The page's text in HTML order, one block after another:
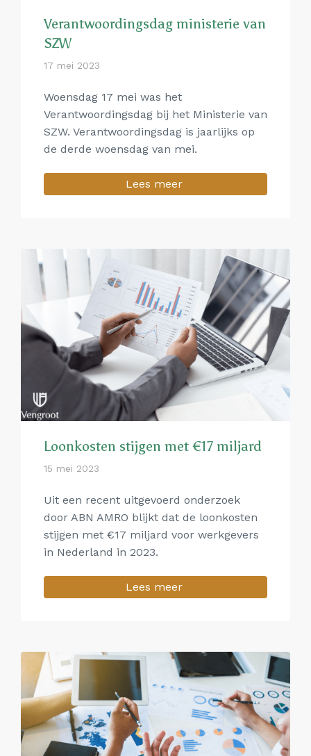
Verantwoordingsdag ministerie van
SZW
17 mei 2023
Woensdag 17 mei was het
Verantwoordingsdag bij het Ministerie van
SZW. Verantwoordingsdag is jaarlijks op
de derde woensdag van mei.
Lees meer
Loonkosten stijgen met €17 miljard
15 mei 2023
Uit een recent uitgevoerd onderzoek
door ABN AMRO blijkt dat de loonkosten
stijgen met €17 miljard voor werkgevers
in Nederland in 2023.
Lees meer